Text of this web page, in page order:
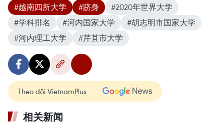
#越南四所大学 #跻身
#2020年世界大学
#学科排名
#河内国家大学
#胡志明市国家大学
#河内理工大学
#芹苴市大学
Theo dõi VietnamPlus
相关新闻